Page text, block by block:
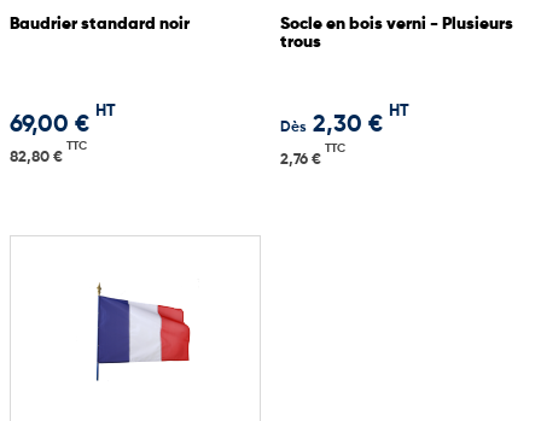
Baudrier standard noir
69,00 €
HT
82,80 €
TTC
Socle en bois verni - Plusieurs
trous
Dès 2,30 €
HT
2,76 €
TTC